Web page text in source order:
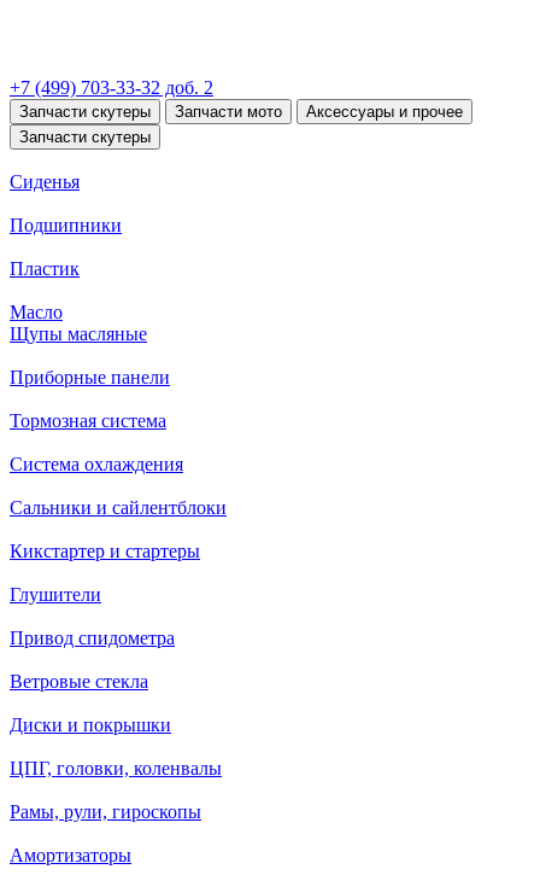
+7 (499) 703-33-32 доб. 2
Запчасти скутеры Запчасти мото
Аксессуары и прочее
Запчасти скутеры
Сиденья
Подшипники
Пластик
Масло
Щупы масляные
Приборные панели
Тормозная система
Система охлаждения
Сальники и сайлентблоки
Кикстартер и стартеры
Глушители
Привод спидометра
Ветровые стекла
Диски и покрышки
ЦПГ, головки, коленвалы
Рамы, рули, гироскопы
Амортизаторы